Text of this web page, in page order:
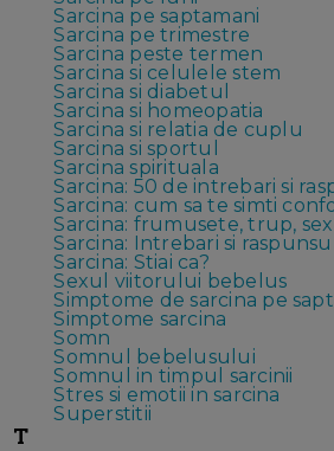
Sarcina pe saptamani
Sarcina pe trimestre
Sarcina peste termen
Sarcina si celulele stem
Sarcina si diabetul
Sarcina si homeopatia
Sarcina si relatia de cuplu
Sarcina si sportul
Sarcina spirituala
Sarcina: 50 de intrebari si
Sarcina: cum sa te simti
Sarcina: frumusete, trup, sex
Sarcina: Intrebari si
Sarcina: Stiai ca?
Sexul viitorului bebelus
Simptome de sarcina pe
Simptome sarcina
Somn
Somnul bebelusului
Somnul in timpul sarcinii
Stres si emotii in sarcina
Superstitii
T